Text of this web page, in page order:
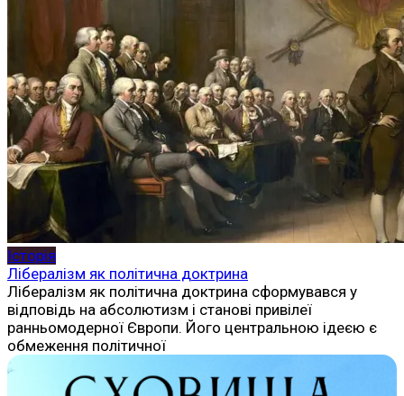
Історія
Лібералізм як політична доктрина
Лібералізм як політична доктрина сформувався у
відповідь на абсолютизм і станові привілеї
ранньомодерної Європи. Його центральною ідеєю є
обмеження політичної